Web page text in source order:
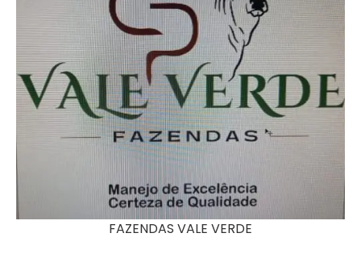
FAZENDAS VALE VERDE